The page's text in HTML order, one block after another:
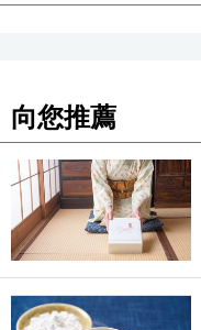
醫療健康
語言
東京
編輯部通知
向您推薦